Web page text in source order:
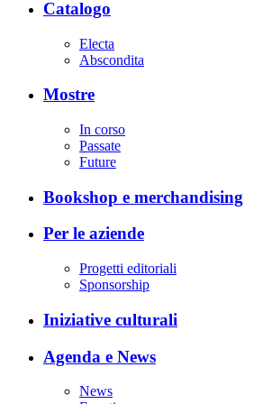
Catalogo
Electa
Abscondita
Mostre
In corso
Passate
Future
Bookshop e merchandising
Per le aziende
Progetti editoriali
Sponsorship
Iniziative culturali
Agenda e News
News